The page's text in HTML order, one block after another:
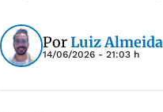
PorLuiz Almeida
14/06/2026 - 21:03 h